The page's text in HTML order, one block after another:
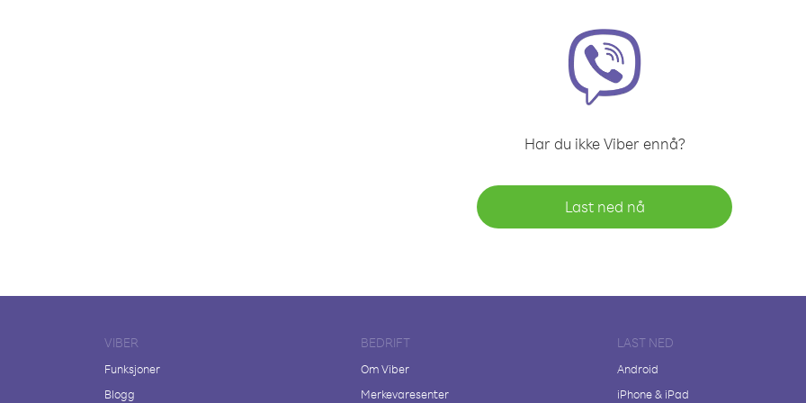
Har du ikke Viber ennå?
Last ned nå
VIBER
Funksjoner
Blogg
BEDRIFT
Om Viber
Merkevaresenter
LAST NED
Android
iPhone & iPad